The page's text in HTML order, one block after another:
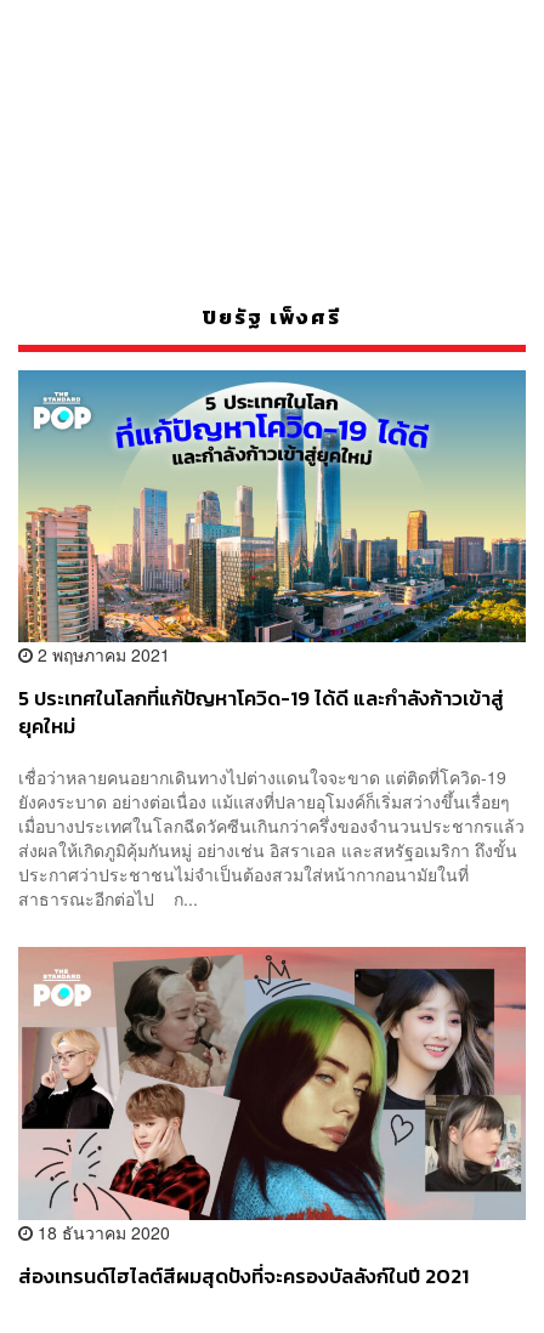
ปิยรัฐ เพ็งศรี
2 พฤษภาคม 2021
5 ประเทศในโลกที่แก้ปัญหาโควิด-19 ได้ดี และกำลังก้าวเข้าสู่
ยุคใหม่
เชื่อว่าหลายคนอยากเดินทางไปต่างแดนใจจะขาด แต่ติดที่โควิด-19
ยังคงระบาด อย่างต่อเนื่อง แม้แสงที่ปลายอุโมงค์ก็เริ่มสว่างขึ้นเรื่อยๆ
เมื่อบางประเทศในโลกฉีดวัคซีนเกินกว่าครึ่งของจำนวนประชากรแล้ว
ส่งผลให้เกิดภูมิคุ้มกันหมู่ อย่างเช่น อิสราเอล และสหรัฐอเมริกา ถึงขั้น
ประกาศว่าประชาชนไม่จำเป็นต้องสวมใส่หน้ากากอนามัยในที่
สาธารณะอีกต่อไป ก...
18 ธันวาคม 2020
ส่องเทรนด์ไฮไลต์สีผมสุดปังที่จะครองบัลลังก์ในปี 2021